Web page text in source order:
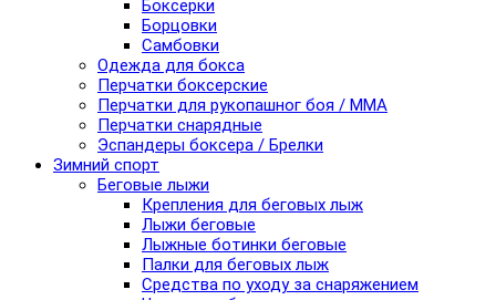
Боксерки
Борцовки
Самбовки
Одежда для бокса
Перчатки боксерские
Перчатки для рукопашног боя / ММА
Перчатки снарядные
Эспандеры боксера / Брелки
Зимний спорт
Беговые лыжи
Крепления для беговых лыж
Лыжи беговые
Лыжные ботинки беговые
Палки для беговых лыж
Средства по уходу за снаряжением